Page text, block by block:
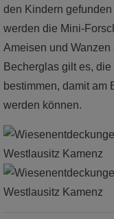
den Kindern
werden die Mini-
Ameisen und Wanzen
Becherglas gilt es,
bestimmen, damit am
werden können.